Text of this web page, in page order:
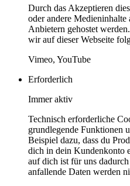
Durch das Akzeptieren
oder andere Medieninhalte
Anbietern gehostet
wir auf dieser Webseite
Vimeo, YouTube
Erforderlich
Immer aktiv
Technisch erforderliche
grundlegende Funktionen
Beispiel dazu, dass du
dich in dein Kundenkonto
auf dich ist für uns
anfallende Daten werden